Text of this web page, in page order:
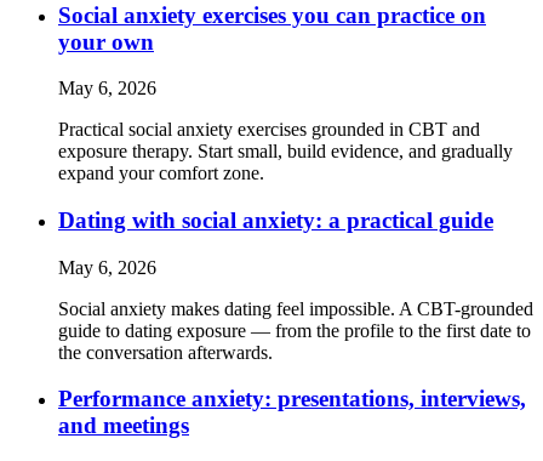
Social anxiety exercises you can practice on
your own
May 6, 2026
Practical social anxiety exercises grounded in CBT and
exposure therapy. Start small, build evidence, and gradually
expand your comfort zone.
Dating with social anxiety: a practical guide
May 6, 2026
Social anxiety makes dating feel impossible. A CBT-grounded
guide to dating exposure — from the profile to the first date to
the conversation afterwards.
Performance anxiety: presentations, interviews,
and meetings